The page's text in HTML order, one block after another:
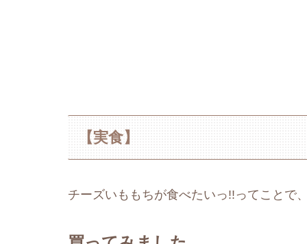
【実食】
チーズいももちが食べたいっ!!ってことで